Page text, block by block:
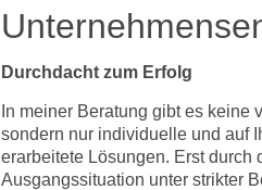
Durchdacht zum Erfolg
In meiner Beratung gibt es keine
sondern nur individuelle und auf
erarbeitete Lösungen. Erst durch
Ausgangssituation unter strikter